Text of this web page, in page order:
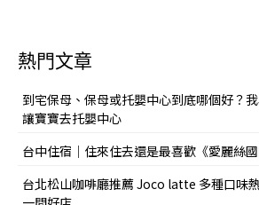
熱門文章
到宅保母、保母或托嬰中心到底哪個好？
讓寶寶去托嬰中心
台中住宿｜住來住去還是最喜歡《愛麗絲國
台北松山咖啡廳推薦 Joco latte 多種口味